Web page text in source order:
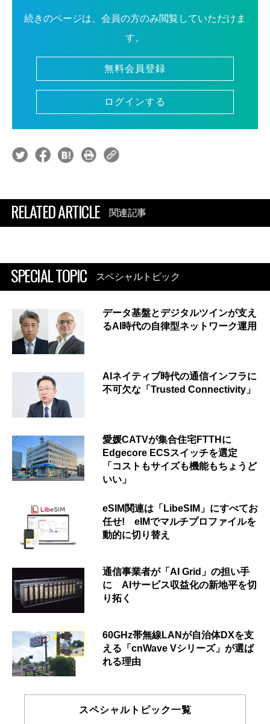
続きのページは、会員の方のみ閲覧していただけま
す。
無料会員登録
ログインする
RELATED ARTICLE 関連記事
SPECIAL TOPIC スペシャルトピック
データ基盤とデジタルツインが支え
るAI時代の自律型ネットワーク運用
AIネイティブ時代の通信インフラに
不可欠な「Trusted Connectivity」
愛媛CATVが集合住宅FTTHに
Edgecore ECSスイッチを選定
「コストもサイズも機能もちょうど
いい」
eSIM関連は「LibeSIM」にすべてお
任せ! eIMでマルチプロファイルを
動的に切り替え
通信事業者が「AI Grid」の担い手
に AIサービス収益化の新地平を切
り拓く
60GHz帯無線LANが自治体DXを支
える「cnWave Vシリーズ」が選ば
れる理由
スペシャルトピック一覧